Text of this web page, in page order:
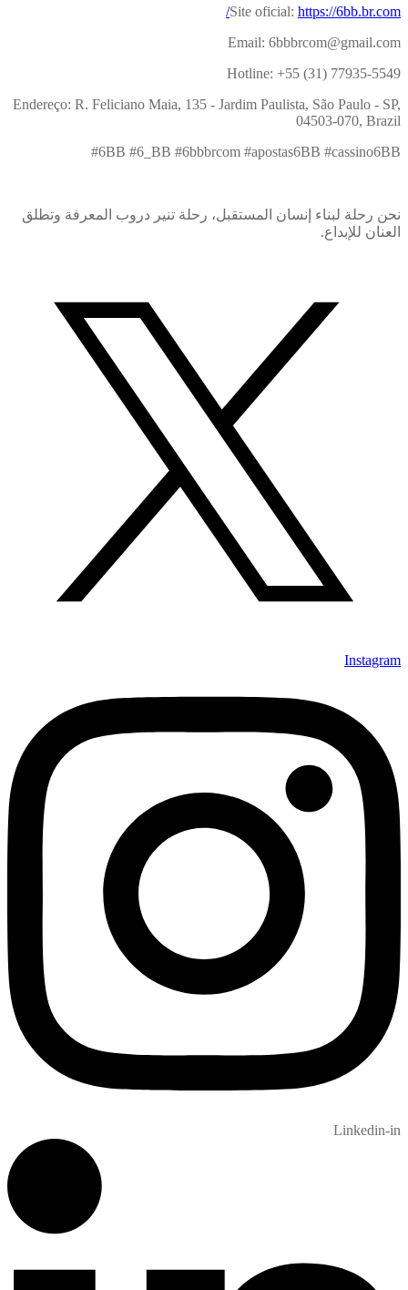
Site oficial: https://6bb.br.com/
Email: 6bbbrcom@gmail.com
Hotline: +55 (31) 77935-5549
Endereço: R. Feliciano Maia, 135 - Jardim Paulista, São Paulo - SP,
04503-070, Brazil
#6BB #6_BB #6bbbrcom #apostas6BB #cassino6BB
نحن رحلة لبناء إنسان المستقبل، رحلة تنير دروب المعرفة وتطلق
العنان للإبداع.
Instagram
Linkedin-in